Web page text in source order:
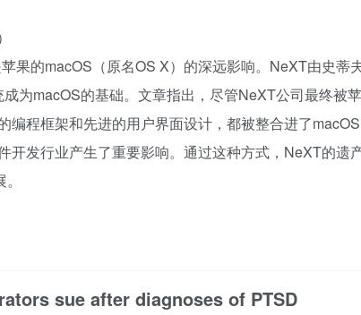
果的macOS（原名OS X）的深远影响。NeXT由史蒂
为macOS的基础。文章指出，尽管NeXT公司最终被苹
程框架和先进的用户界面设计，都被整合进了macOS
开发行业产生了重要影响。通过这种方式，NeXT的遗
sue after diagnoses of PTSD